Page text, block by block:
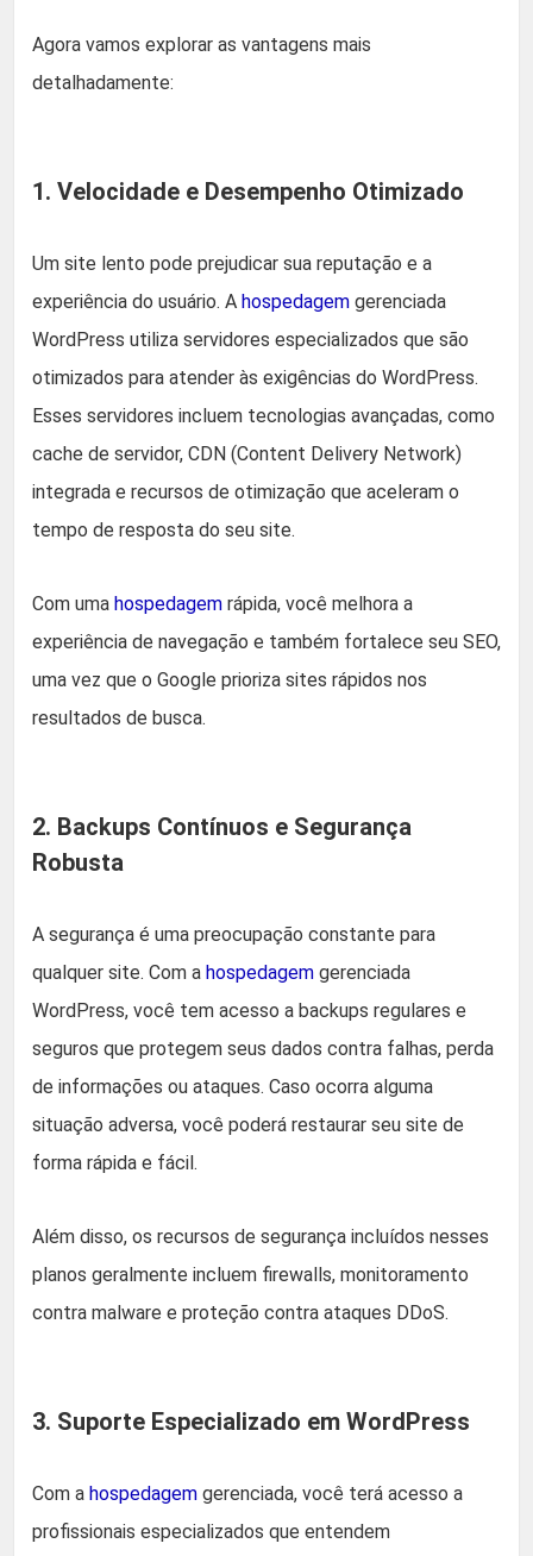
Agora vamos explorar as vantagens mais
detalhadamente:
1. Velocidade e Desempenho Otimizado
Um site lento pode prejudicar sua reputação e a
experiência do usuário. A hospedagem gerenciada
WordPress utiliza servidores especializados que são
otimizados para atender às exigências do WordPress.
Esses servidores incluem tecnologias avançadas, como
cache de servidor, CDN (Content Delivery Network)
integrada e recursos de otimização que aceleram o
tempo de resposta do seu site.
Com uma hospedagem rápida, você melhora a
experiência de navegação e também fortalece seu SEO,
uma vez que o Google prioriza sites rápidos nos
resultados de busca.
2. Backups Contínuos e Segurança
Robusta
A segurança é uma preocupação constante para
qualquer site. Com a hospedagem gerenciada
WordPress, você tem acesso a backups regulares e
seguros que protegem seus dados contra falhas, perda
de informações ou ataques. Caso ocorra alguma
situação adversa, você poderá restaurar seu site de
forma rápida e fácil.
Além disso, os recursos de segurança incluídos nesses
planos geralmente incluem firewalls, monitoramento
contra malware e proteção contra ataques DDoS.
3. Suporte Especializado em WordPress
Com a hospedagem gerenciada, você terá acesso a
profissionais especializados que entendem